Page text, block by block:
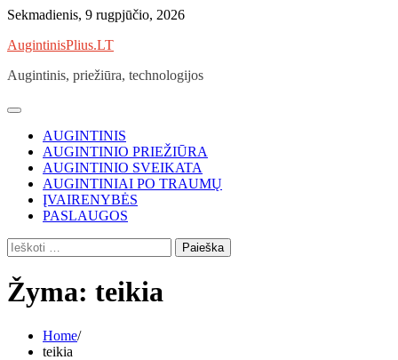
Skip
content
Sekmadienis, 9 rugpjūčio, 2026
AugintinisPlius.LT
Augintinis, priežiūra, technologijos
AUGINTINIS
AUGINTINIO PRIEŽIŪRA
AUGINTINIO SVEIKATA
AUGINTINIAI PO TRAUMŲ
ĮVAIRENYBĖS
PASLAUGOS
Ieškoti:
Žyma: teikia
Home
teikia